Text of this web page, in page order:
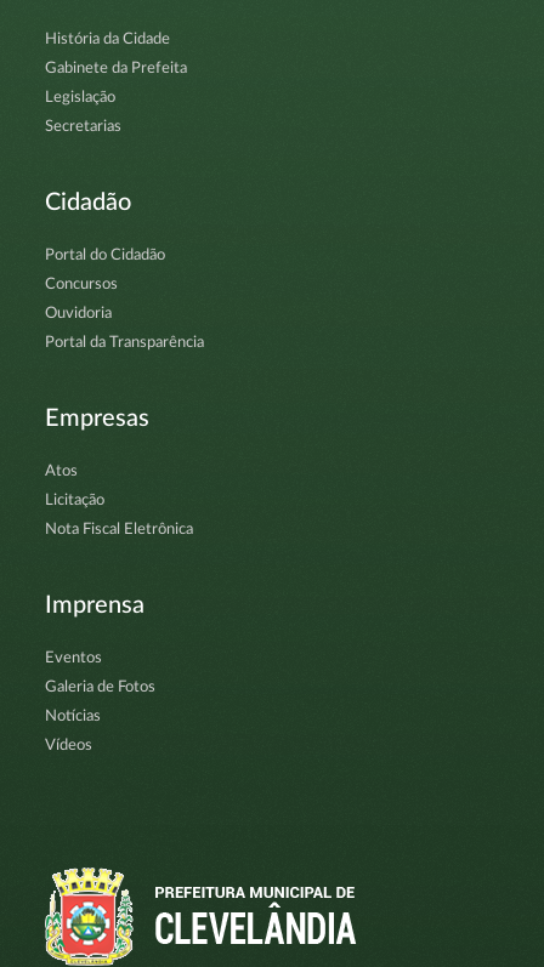
História da Cidade
Gabinete da Prefeita
Legislação
Secretarias
Cidadão
Portal do Cidadão
Concursos
Ouvidoria
Portal da Transparência
Empresas
Atos
Licitação
Nota Fiscal Eletrônica
Imprensa
Eventos
Galeria de Fotos
Notícias
Vídeos